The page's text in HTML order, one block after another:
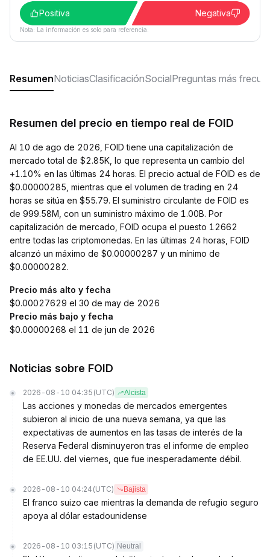
Positiva
Negativa
Nota: La información es solo para referencia.
ResumenNoticiasClasificaciónSocialPreguntas más
Resumen del precio en tiempo real de FOID
Al 10 de ago de 2026, FOID tiene una capitalización de
mercado total de $2.85K, lo que representa un cambio del
+1.10% en las últimas 24 horas. El precio actual de FOID es de
$0.00000285, mientras que el volumen de trading en 24
horas se sitúa en $55.79. El suministro circulante de FOID es
de 999.58M, con un suministro máximo de 1.00B. Por
capitalización de mercado, FOID ocupa el puesto 12662
entre todas las criptomonedas. En las últimas 24 horas, FOID
alcanzó un máximo de $0.00000287 y un mínimo de
$0.00000282.
Precio más alto y fecha
$0.00027629 el 30 de may de 2026
Precio más bajo y fecha
$0.00000268 el 11 de jun de 2026
Noticias sobre FOID
2026-08-10 04:35 (UTC) Alcista
Las acciones y monedas de mercados emergentes
subieron al inicio de una nueva semana, ya que las
expectativas de aumentos en las tasas de interés de la
Reserva Federal disminuyeron tras el informe de empleo
de EE.UU. del viernes, que fue inesperadamente débil.
2026-08-10 04:24 (UTC) Bajista
El franco suizo cae mientras la demanda de refugio seguro
apoya al dólar estadounidense
2026-08-10 03:15 (UTC) Neutral